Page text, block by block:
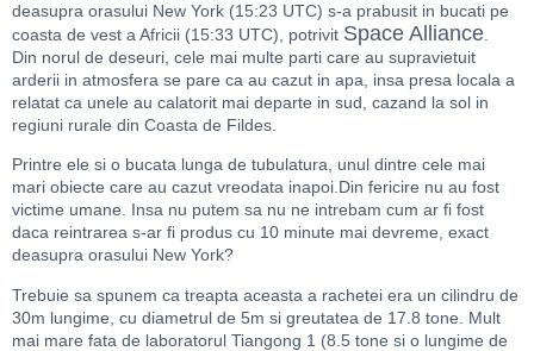
deasupra orasului New York (15:23 UTC) s-a prabusit in bucati pe
coasta de vest a Africii (15:33 UTC), potrivit Space Alliance
Din norul de deseuri, cele mai multe parti care au supravietuit
arderii in atmosfera se pare ca au cazut in apa, insa presa locala a
relatat ca unele au calatorit mai departe in sud, cazand la sol in
regiuni rurale din Coasta de Fildes.
Printre ele si o bucata lunga de tubulatura, unul dintre cele mai
mari obiecte care au cazut vreodata inapoi.Din fericire nu au fost
victime umane. Insa nu putem sa nu ne intrebam cum ar fi fost
daca reintrarea s-ar fi produs cu 10 minute mai devreme, exact
deasupra orasului New York?
Trebuie sa spunem ca treapta aceasta a rachetei era un cilindru de
30m lungime, cu diametrul de 5m si greutatea de 17.8 tone. Mult
mai mare fata de laboratorul Tiangong 1 (8.5 tone si o lungime de